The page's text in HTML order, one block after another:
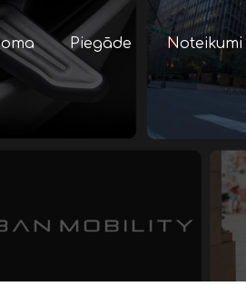
Piegāde Noteikumi